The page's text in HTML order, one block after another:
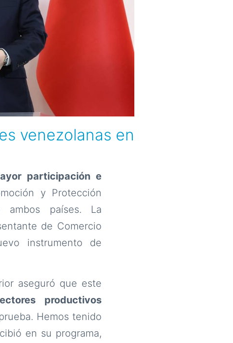
venezolanas en
participación e
y Protección
ambos países. La
de Comercio
instrumento de
aseguró que este
productivos
Hemos tenido
en su programa,